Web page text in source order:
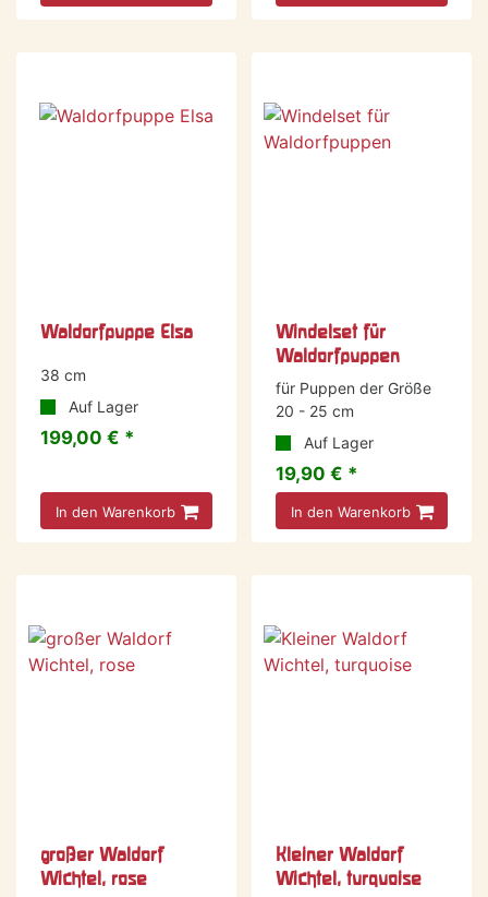
Waldorfpuppe Elsa
38 cm
Auf Lager
199,00 € *
In den Warenkorb
Windelset für
Waldorfpuppen
für Puppen der Größe
20 - 25 cm
Auf Lager
19,90 € *
In den Warenkorb
großer Waldorf
Wichtel, rose
Kleiner Waldorf
Wichtel, turquoise